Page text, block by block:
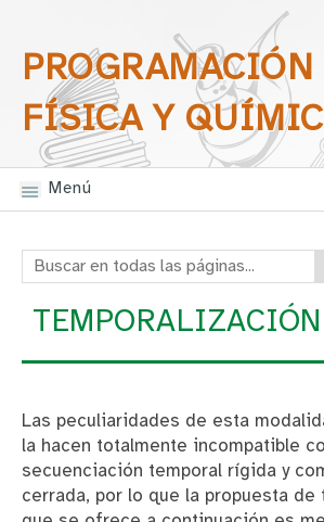
Saltar
PROGRAMACIÓN
FÍSICA Y
Menú
Buscar en todas las páginas:
TEMPORALIZACIÓN
Las peculiaridades de esta
la hacen totalmente incompatible
secuenciación temporal rígida y
cerrada, por lo que la propuesta de